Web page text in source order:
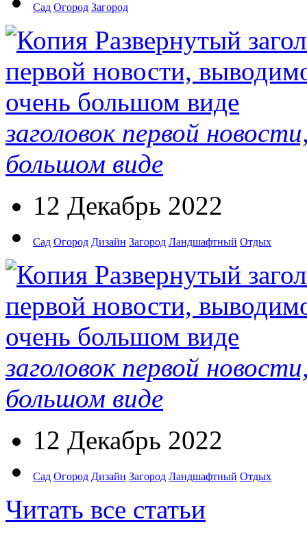
Сад Огород Загород
заголовок первой
большом виде
12 Декабрь 2022
Сад Огород Дизайн Загород Ландшафтный Отдых
заголовок первой
большом виде
12 Декабрь 2022
Сад Огород Дизайн Загород Ландшафтный Отдых
Читать все статьи